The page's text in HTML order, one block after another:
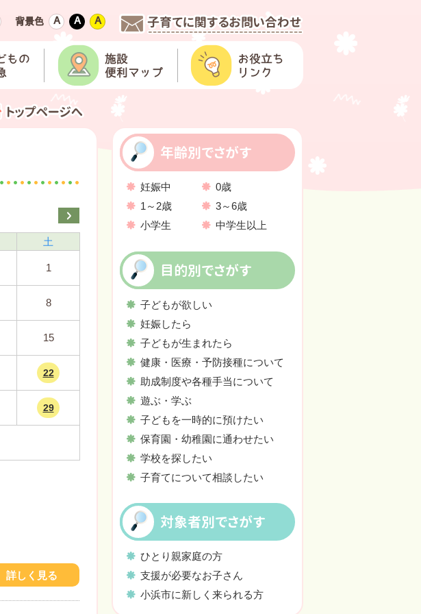
背景色 Ａ Ａ Ａ
土
1
8
15
22
29
詳しく見る
年齢別でさがす
妊娠中
0歳
1～2歳
3～6歳
小学生
中学生以上
目的別でさがす
子どもが欲しい
妊娠したら
子どもが生まれたら
健康・医療・予防接種について
助成制度や各種手当について
遊ぶ・学ぶ
子どもを一時的に預けたい
保育園・幼稚園に通わせたい
学校を探したい
子育てについて相談したい
対象者別でさがす
ひとり親家庭の方
支援が必要なお子さん
小浜市に新しく来られる方